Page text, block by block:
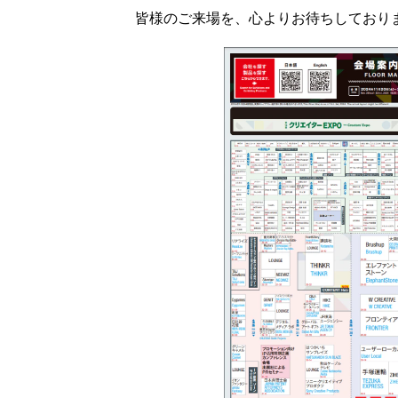
皆様のご来場を、心よりお待ちしており